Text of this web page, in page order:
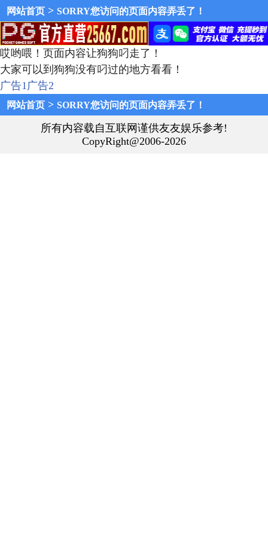
网站首页 > SORRY您访问的页面内容弄丢了！
哎哟喂！页面内容让狗狗叼走了！
大家可以到狗狗没有叼过的地方看看！
广告1广告2
网站首页 > SORRY您访问的页面内容弄丢了！
所有内容载自互联网谨供友友娱乐参考!
CopyRight@2006-2026